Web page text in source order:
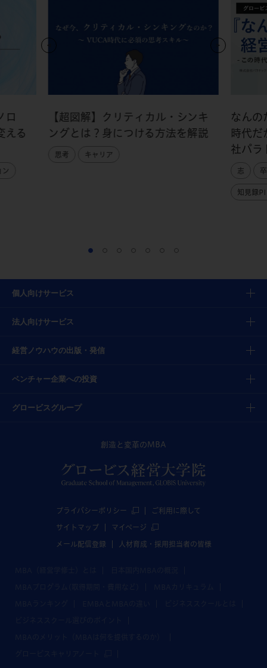
ロ
える
ン
【超図解】クリティカル・シンキ
ングとは？身につける方法を解説
思考 キャリア
なんの
時代だ
社パラ
志
知見録
個人向けサービス
法人向けサービス
経営ノウハウの出版・発信
ベンチャー企業への投資
グロービスグループ
創造と変革のMBA
プライバシーポリシー ご利用に際して
サイトマップ マイページ
メール配信登録 人材育成・採用担当者の皆様